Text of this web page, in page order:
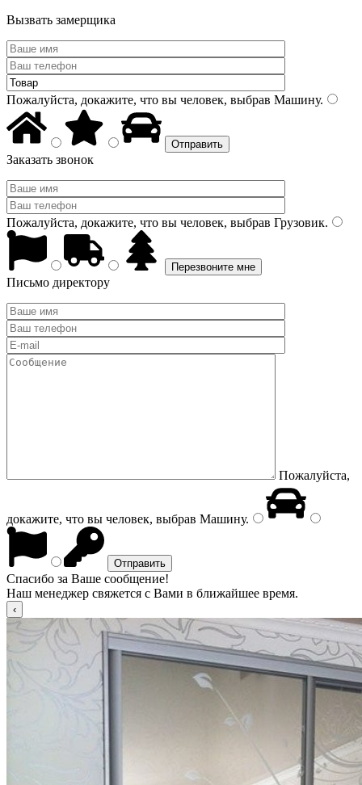
Вызвать замерщика
Пожалуйста, докажите, что вы человек, выбрав Машину.
Заказать звонок
Пожалуйста, докажите, что вы человек, выбрав Грузовик.
Письмо директору
Пожалуйста,
докажите, что вы человек, выбрав Машину.
Спасибо за Ваше сообщение!
Наш менеджер свяжется с Вами в ближайшее время.